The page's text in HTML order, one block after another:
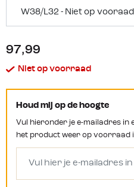
97,99
Niet op voorraad
Houd mij op de hoogte
Vul hieronder je e-mailadres in
het product weer op voorraad